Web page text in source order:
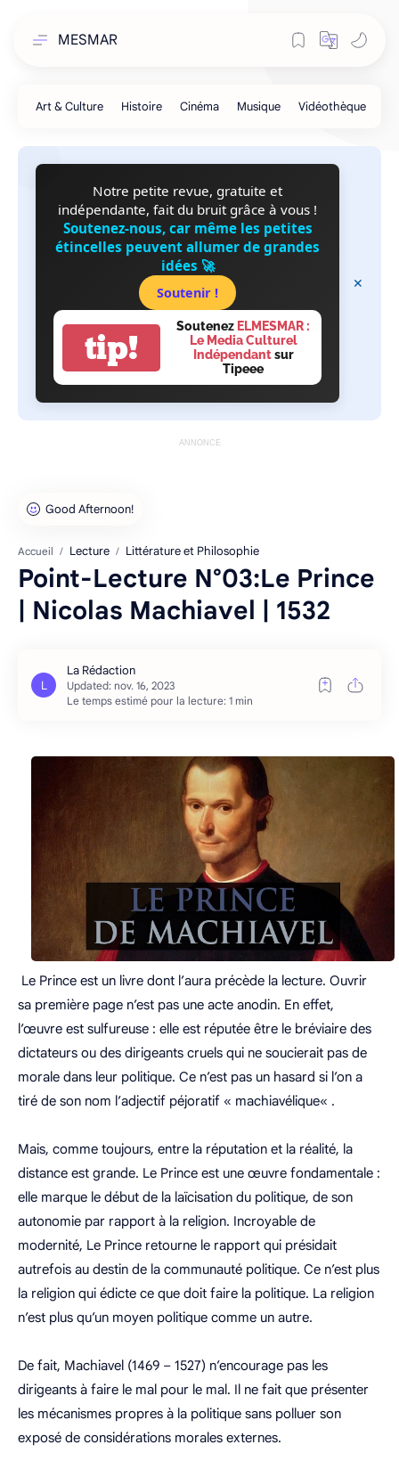
MESMAR
Notre petite revue, gratuite et
indépendante, fait du bruit grâce à vous !
Soutenez-nous, car même les petites
étincelles peuvent allumer de grandes
idées 🚀
Soutenir !
tip!
Soutenez ELMESMAR :
Le Media Culturel
Indépendantsur
Tipeee
ANNONCE
Accueil Lecture Littérature et Philosophie
Point-Lecture N°03:Le Prince
| Nicolas Machiavel | 1532
Le temps estimé pour la lecture: 1 min
Le Prince est un livre dont l’aura précède la lecture. Ouvrir
sa première page n’est pas une acte anodin. En effet,
l’œuvre est sulfureuse : elle est réputée être le bréviaire des
dictateurs ou des dirigeants cruels qui ne soucierait pas de
morale dans leur politique. Ce n’est pas un hasard si l’on a
tiré de son nom l’adjectif péjoratif « machiavélique« .
Mais, comme toujours, entre la réputation et la réalité, la
distance est grande. Le Prince est une œuvre fondamentale :
elle marque le début de la laïcisation du politique, de son
autonomie par rapport à la religion. Incroyable de
modernité, Le Prince retourne le rapport qui présidait
autrefois au destin de la communauté politique. Ce n’est plus
la religion qui édicte ce que doit faire la politique. La religion
n’est plus qu’un moyen politique comme un autre.
De fait, Machiavel (1469 – 1527) n’encourage pas les
dirigeants à faire le mal pour le mal. Il ne fait que présenter
les mécanismes propres à la politique sans polluer son
exposé de considérations morales externes.